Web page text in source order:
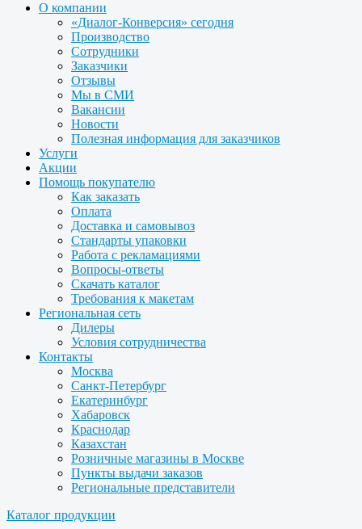
О компании
«Диалог-Конверсия» сегодня
Производство
Сотрудники
Заказчики
Отзывы
Мы в СМИ
Вакансии
Новости
Полезная информация для заказчиков
Услуги
Акции
Помощь покупателю
Как заказать
Оплата
Доставка и самовывоз
Стандарты упаковки
Работа с рекламациями
Вопросы-ответы
Скачать каталог
Требования к макетам
Региональная сеть
Дилеры
Условия сотрудничества
Контакты
Москва
Санкт-Петербург
Екатеринбург
Хабаровск
Краснодар
Казахстан
Розничные магазины в Москве
Пункты выдачи заказов
Региональные представители
Каталог продукции